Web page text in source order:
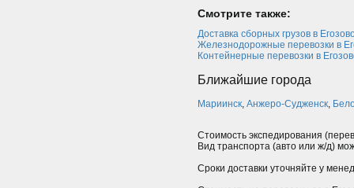
Смотрите также:
Доставка сборных грузов в
Железнодорожные перевозки в
Контейнерные перевозки в
Ближайшие города
Мариинск, Анжеро-Судженск,
Стоимость экспедирования
Вид транспорта (авто или ж/д)
Сроки доставки уточняйте у